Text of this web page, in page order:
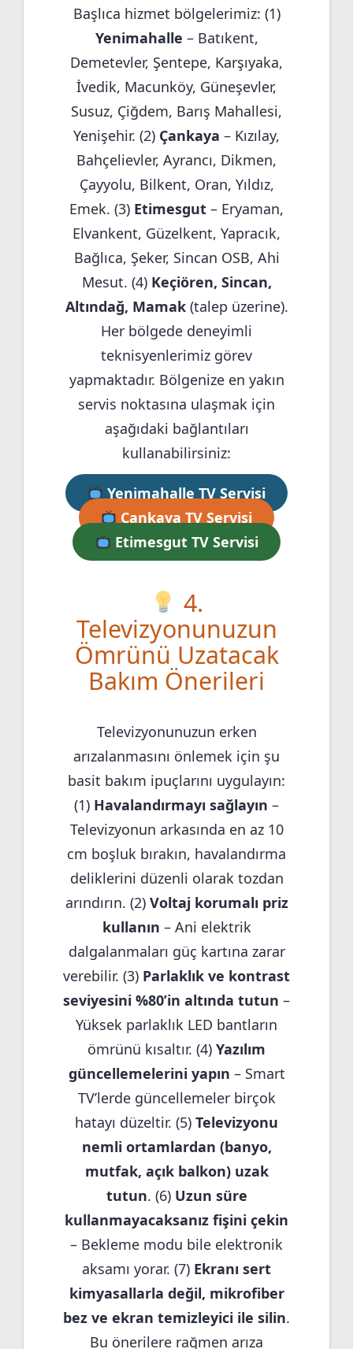
Başlıca hizmet bölgelerimiz: (1)
Yenimahalle – Batıkent,
Demetevler, Şentepe, Karşıyaka,
İvedik, Macunköy, Güneşevler,
Susuz, Çiğdem, Barış Mahallesi,
Yenişehir. (2) Çankaya – Kızılay,
Bahçelievler, Ayrancı, Dikmen,
Çayyolu, Bilkent, Oran, Yıldız,
Emek. (3) Etimesgut – Eryaman,
Elvankent, Güzelkent, Yapracık,
Bağlıca, Şeker, Sincan OSB, Ahi
Mesut. (4) Keçiören, Sincan,
Altındağ, Mamak(talep üzerine).
Her bölgede deneyimli
teknisyenlerimiz görev
yapmaktadır. Bölgenize en yakın
servis noktasına ulaşmak için
aşağıdaki bağlantıları
kullanabilirsiniz:
Yenimahalle TV Servisi
Çankaya TV Servisi
Etimesgut TV Servisi
4.
Televizyonunuzun
Ömrünü Uzatacak
Bakım Önerileri
Televizyonunuzun erken
arızalanmasını önlemek için şu
basit bakım ipuçlarını uygulayın:
(1) Havalandırmayı sağlayın –
Televizyonun arkasında en az 10
cm boşluk bırakın, havalandırma
deliklerini düzenli olarak tozdan
arındırın. (2) Voltaj korumalı priz
kullanın – Ani elektrik
dalgalanmaları güç kartına zarar
verebilir. (3) Parlaklık ve kontrast
seviyesini %80’in altında tutun –
Yüksek parlaklık LED bantların
ömrünü kısaltır. (4) Yazılım
güncellemelerini yapın – Smart
TV’lerde güncellemeler birçok
hatayı düzeltir. (5) Televizyonu
nemli ortamlardan (banyo,
mutfak, açık balkon) uzak
tutun. (6) Uzun süre
kullanmayacaksanız fişini çekin
– Bekleme modu bile elektronik
aksamı yorar. (7) Ekranı sert
kimyasallarla değil, mikrofiber
bez ve ekran temizleyici ile silin.
Bu önerilere rağmen arıza